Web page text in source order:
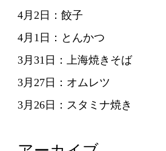
4月2日：餃子
4月1日：とんかつ
3月31日：上海焼きそば
3月27日：オムレツ
3月26日：スタミナ焼き